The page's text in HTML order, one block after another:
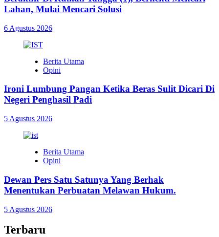
Lahan, Mulai Mencari Solusi
6 Agustus 2026
Berita Utama
Opini
Ironi Lumbung Pangan Ketika Beras Sulit Dicari Di
Negeri Penghasil Padi
5 Agustus 2026
Berita Utama
Opini
Dewan Pers Satu Satunya Yang Berhak
Menentukan Perbuatan Melawan Hukum.
5 Agustus 2026
Terbaru